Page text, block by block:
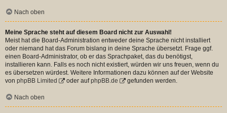
Nach oben
Meine Sprache steht auf diesem Board nicht zur Auswahl!
Meist hat die Board-Administration entweder deine Sprache nicht installiert
oder niemand hat das Forum bislang in deine Sprache übersetzt. Frage ggf.
einen Board-Administrator, ob er das Sprachpaket, das du benötigst,
installieren kann. Falls es noch nicht existiert, würden wir uns freuen, wenn du
es übersetzen würdest. Weitere Informationen dazu können auf der Website
von phpBB Limited oder aufphpBB.de gefunden werden.
Nach oben